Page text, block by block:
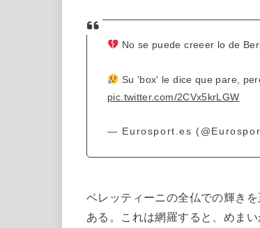
No se puede creeer lo de
Su 'box' le dice que pare,
pic.twitter.com/2CVx5krLGW
— Eurosport.es
ベレッティーニの全仏での輝き
ある。これは網羅すると、めまい